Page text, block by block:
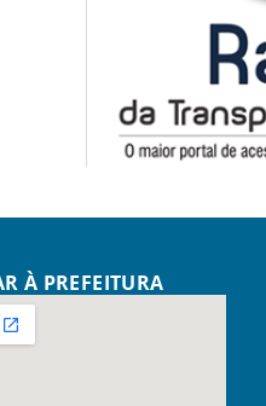
À PREFEITURA